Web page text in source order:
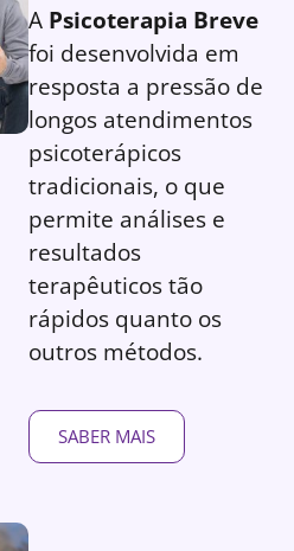
A Psicoterapia Breve
foi desenvolvida em
resposta a pressão de
longos atendimentos
psicoterápicos
tradicionais, o que
permite análises e
resultados
terapêuticos tão
rápidos quanto os
outros métodos.
SABER MAIS